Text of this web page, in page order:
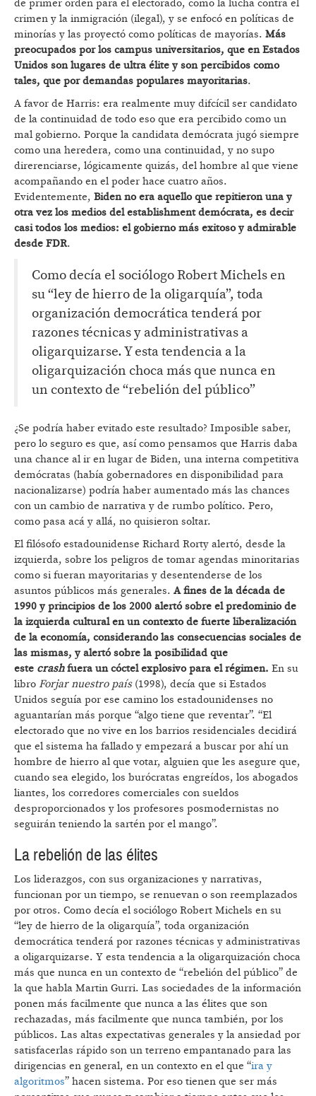
de primer orden para el electorado, como la lucha contra el
crimen y la inmigración (ilegal), y se enfocó en políticas de
minorías y las proyectó como políticas de mayorías. Más
preocupados por los campus universitarios, que en Estados
Unidos son lugares de ultra élite y son percibidos como
tales, que por demandas populares mayoritarias.
A favor de Harris: era realmente muy difcícil ser candidato
de la continuidad de todo eso que era percibido como un
mal gobierno. Porque la candidata demócrata jugó siempre
como una heredera, como una continuidad, y no supo
direrenciarse, lógicamente quizás, del hombre al que viene
acompañando en el poder hace cuatro años.
Evidentemente, Biden no era aquello que repitieron una y
otra vez los medios del establishment demócrata, es decir
casi todos los medios: el gobierno más exitoso y admirable
desde FDR.
Como decía el sociólogo Robert Michels en
su “ley de hierro de la oligarquía”, toda
organización democrática tenderá por
razones técnicas y administrativas a
oligarquizarse. Y esta tendencia a la
oligarquización choca más que nunca en
un contexto de “rebelión del público”
¿Se podría haber evitado este resultado? Imposible saber,
pero lo seguro es que, así como pensamos que Harris daba
una chance al ir en lugar de Biden, una interna competitiva
demócratas (había gobernadores en disponibilidad para
nacionalizarse) podría haber aumentado más las chances
con un cambio de narrativa y de rumbo político. Pero,
como pasa acá y allá, no quisieron soltar.
El filósofo estadounidense Richard Rorty alertó, desde la
izquierda, sobre los peligros de tomar agendas minoritarias
como si fueran mayoritarias y desentenderse de los
asuntos públicos más generales. A fines de la década de
1990 y principios de los 2000 alertó sobre el predominio de
la izquierda cultural en un contexto de fuerte liberalización
de la economía, considerando las consecuencias sociales de
las mismas, y alertó sobre la posibilidad que
este crashfuera un cóctel explosivo para el régimen. En su
libro Forjar nuestro país (1998), decía que si Estados
Unidos seguía por ese camino los estadounidenses no
aguantarían más porque “algo tiene que reventar”. “El
electorado que no vive en los barrios residenciales decidirá
que el sistema ha fallado y empezará a buscar por ahí un
hombre de hierro al que votar, alguien que les asegure que,
cuando sea elegido, los burócratas engreídos, los abogados
liantes, los corredores comerciales con sueldos
desproporcionados y los profesores posmodernistas no
seguirán teniendo la sartén por el mango”.
La rebelión de las élites
Los liderazgos, con sus organizaciones y narrativas,
funcionan por un tiempo, se renuevan o son reemplazados
por otros. Como decía el sociólogo Robert Michels en su
“ley de hierro de la oligarquía”, toda organización
democrática tenderá por razones técnicas y administrativas
a oligarquizarse. Y esta tendencia a la oligarquización choca
más que nunca en un contexto de “rebelión del público” de
la que habla Martin Gurri. Las sociedades de la información
ponen más facilmente que nunca a las élites que son
rechazadas, más facilmente que nunca también, por los
públicos. Las altas expectativas generales y la ansiedad por
satisfacerlas rápido son un terreno empantanado para las
dirigencias en general, en un contexto en el que “ira y
algoritmos” hacen sistema. Por eso tienen que ser más